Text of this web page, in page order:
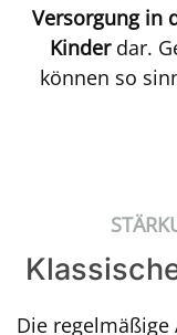
Versorgung in
Kinderdar.
können so
Die